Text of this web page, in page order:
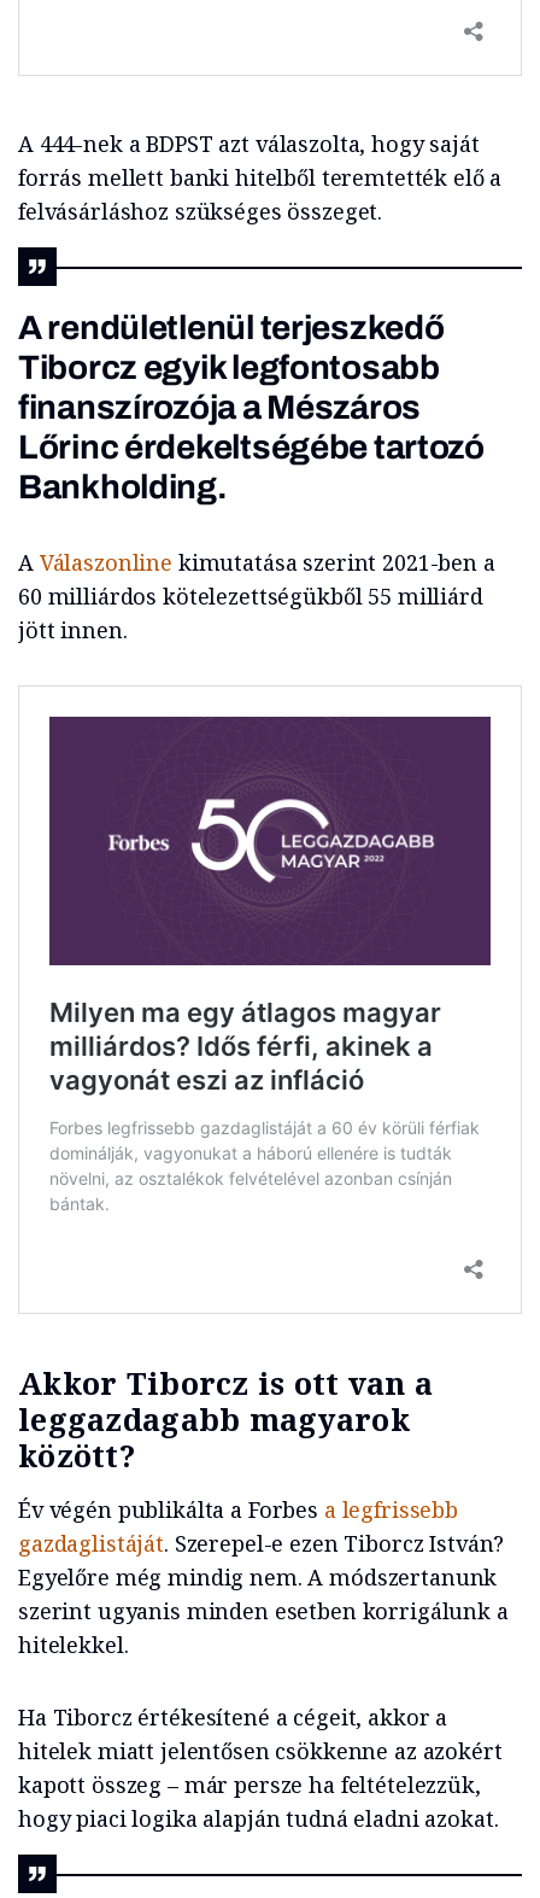
A 444-nek a BDPST azt válaszolta, hogy saját
forrás mellett banki hitelből teremtették elő a
felvásárláshoz szükséges összeget.
A rendületlenül terjeszkedő
Tiborcz egyik legfontosabb
finanszírozója a Mészáros
Lőrinc érdekeltségébe tartozó
Bankholding.
A Válaszonline kimutatása szerint 2021-ben a
60 milliárdos kötelezettségükből 55 milliárd
jött innen.
Akkor Tiborcz is ott van a
leggazdagabb magyarok
között?
Év végén publikálta a Forbes a legfrissebb
gazdaglistáját. Szerepel-e ezen Tiborcz István?
Egyelőre még mindig nem. A módszertanunk
szerint ugyanis minden esetben korrigálunk a
hitelekkel.
Ha Tiborcz értékesítené a cégeit, akkor a
hitelek miatt jelentősen csökkenne az azokért
kapott összeg – már persze ha feltételezzük,
hogy piaci logika alapján tudná eladni azokat.